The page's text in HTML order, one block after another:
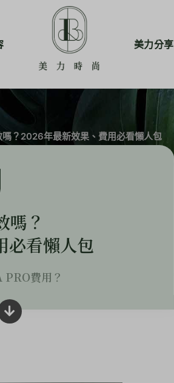
美力分享
？2026年最新效果、費用必看懶人包
嗎？
必看懶人包
費用？